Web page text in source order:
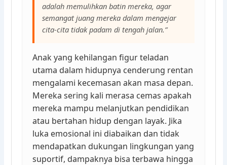
adalah memulihkan batin mereka, agar
semangat juang mereka dalam mengejar
cita-cita tidak padam di tengah jalan.”
Anak yang kehilangan figur teladan
utama dalam hidupnya cenderung rentan
mengalami kecemasan akan masa depan.
Mereka sering kali merasa cemas apakah
mereka mampu melanjutkan pendidikan
atau bertahan hidup dengan layak. Jika
luka emosional ini diabaikan dan tidak
mendapatkan dukungan lingkungan yang
suportif, dampaknya bisa terbawa hingga